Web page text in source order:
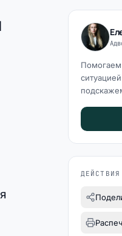
Помогаем
ДЕЙСТВИЯ